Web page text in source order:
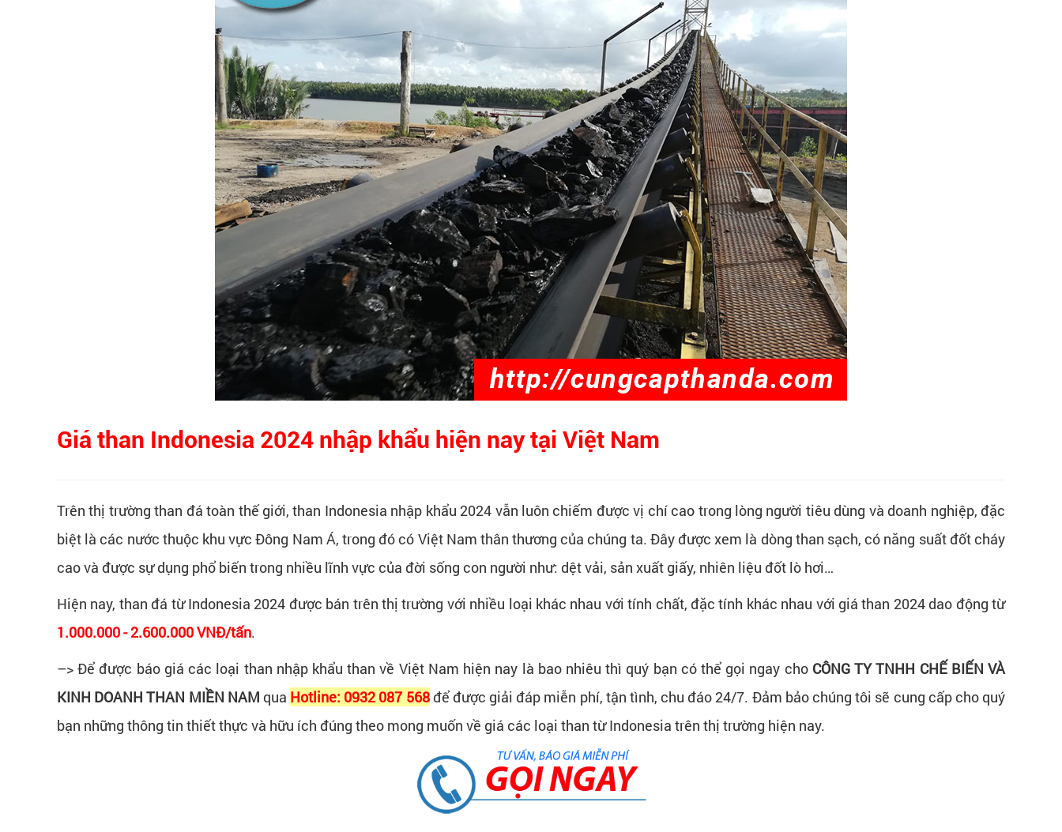
Giá than Indonesia 2024 nhập khẩu hiện nay tại Việt Nam
Trên thị trường than đá toàn thế giới, than Indonesia nhập khẩu 2024 vẫn luôn chiếm được vị chí cao trong lòng người tiêu dùng và doanh nghiệp, đặc
biệt là các nước thuộc khu vực Đông Nam Á, trong đó có Việt Nam thân thương của chúng ta. Đây được xem là dòng than sạch, có năng suất đốt cháy
cao và được sự dụng phổ biến trong nhiều lĩnh vực của đời sống con người như: dệt vải, sản xuất giấy, nhiên liệu đốt lò hơi…
Hiện nay, than đá từ Indonesia 2024 được bán trên thị trường với nhiều loại khác nhau với tính chất, đặc tính khác nhau với giá than 2024 dao động từ
1.000.000 - 2.600.000 VNĐ/tấn.
–> Để được báo giá các loại than nhập khẩu than về Việt Nam hiện nay là bao nhiêu thì quý bạn có thể gọi ngay cho CÔNG TY TNHH CHẾ BIẾN VÀ
KINH DOANH THAN MIỀN NAM qua Hotline: 0932 087 568để được giải đáp miễn phí, tận tình, chu đáo 24/7. Đảm bảo chúng tôi sẽ cung cấp cho quý
bạn những thông tin thiết thực và hữu ích đúng theo mong muốn về giá các loại than từ Indonesia trên thị trường hiện nay.